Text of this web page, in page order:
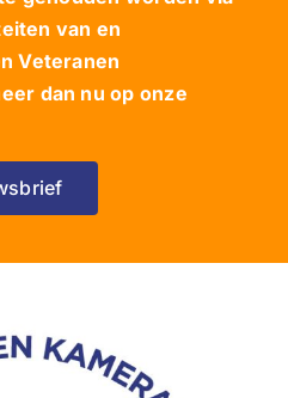
van en
Veteranen
dan nu op onze